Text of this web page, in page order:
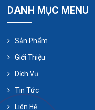
DANH MỤC MENU
Sản Phẩm
Giới Thiệu
Dịch Vụ
Tin Tức
Liên Hệ